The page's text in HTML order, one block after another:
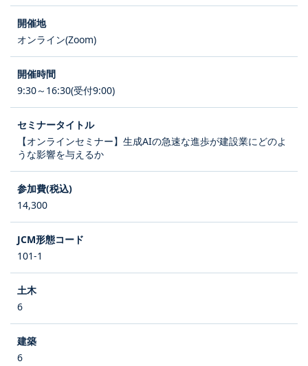
オンライン(Zoom)
9:30～16:30(受付9:00)
【オンラインセミナー】生成AIの急速な進歩が建設業にどのよ
うな影響を与えるか
14,300
101-1
6
6